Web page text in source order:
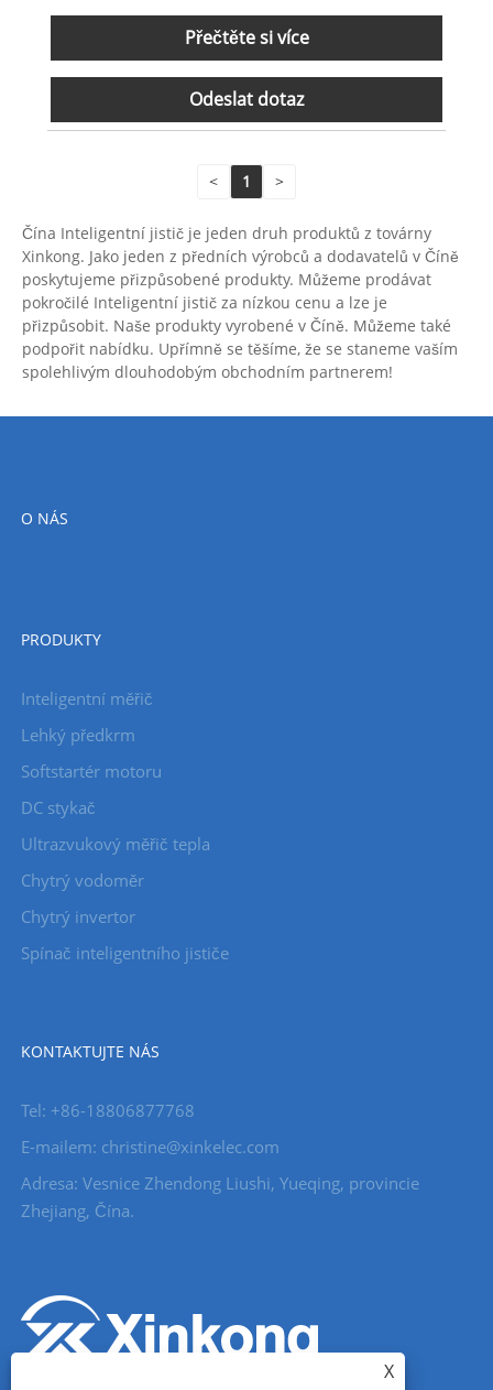
Přečtěte si více
Odeslat dotaz
< 1 >
Čína Inteligentní jistič je jeden druh produktů z továrny
Xinkong. Jako jeden z předních výrobců a dodavatelů v Číně
poskytujeme přizpůsobené produkty. Můžeme prodávat
pokročilé Inteligentní jistič za nízkou cenu a lze je
přizpůsobit. Naše produkty vyrobené v Číně. Můžeme také
podpořit nabídku. Upřímně se těšíme, že se staneme vaším
spolehlivým dlouhodobým obchodním partnerem!
O NÁS
PRODUKTY
Inteligentní měřič
Lehký předkrm
Softstartér motoru
DC stykač
Ultrazvukový měřič tepla
Chytrý vodoměr
Chytrý invertor
Spínač inteligentního jističe
KONTAKTUJTE NÁS
Tel: +86-18806877768
E-mailem: christine@xinkelec.com
Adresa: Vesnice Zhendong Liushi, Yueqing, provincie
Zhejiang, Čína.
X